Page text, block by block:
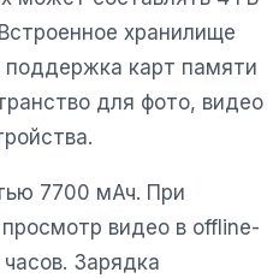
хранилище
поддержка карт памяти
для фото, видео
7700 мАч. При
видео в offline-
Зарядка